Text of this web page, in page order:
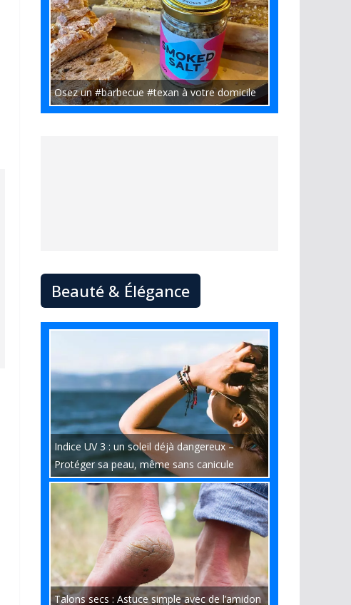
Osez un #barbecue #texan à votre domicile
Beauté & Élégance
Indice UV 3 : un soleil déjà dangereux –
Protéger sa peau, même sans canicule
Talons secs : Astuce simple avec de l’amidon